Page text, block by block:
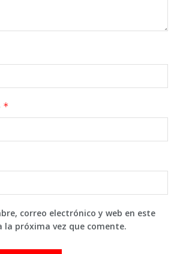
*
correo electrónico y web en este
la próxima vez que comente.